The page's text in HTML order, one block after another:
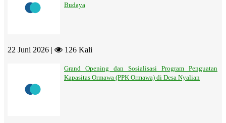
Budaya
22 Juni 2026 | 126 Kali
Grand Opening dan Sosialisasi Program Penguatan
Kapasitas Ormawa (PPK Ormawa) di Desa Nyalian